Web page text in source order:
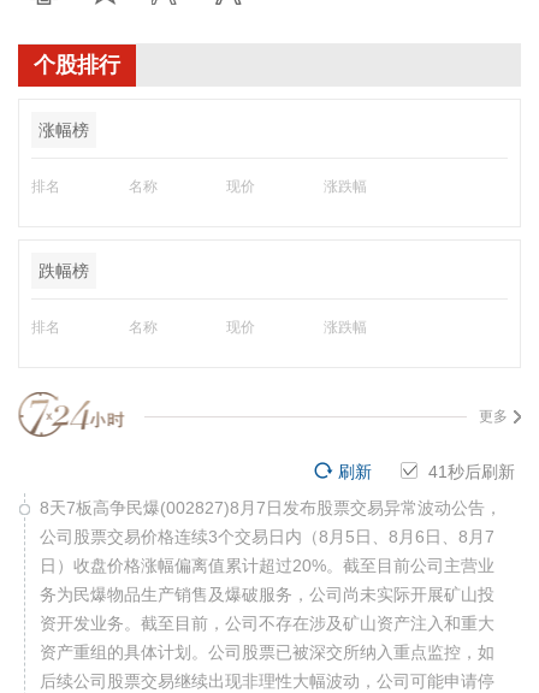
个股排行
涨幅榜
排名 名称 现价 涨跌幅
跌幅榜
排名 名称 现价 涨跌幅
更多
40秒后刷新
刷新
8天7板高争民爆(002827)8月7日发布股票交易异常波动公告，
公司股票交易价格连续3个交易日内（8月5日、8月6日、8月7
日）收盘价格涨幅偏离值累计超过20%。截至目前公司主营业
务为民爆物品生产销售及爆破服务，公司尚未实际开展矿山投
资开发业务。截至目前，公司不存在涉及矿山资产注入和重大
资产重组的具体计划。公司股票已被深交所纳入重点监控，如
后续公司股票交易继续出现非理性大幅波动，公司可能申请停